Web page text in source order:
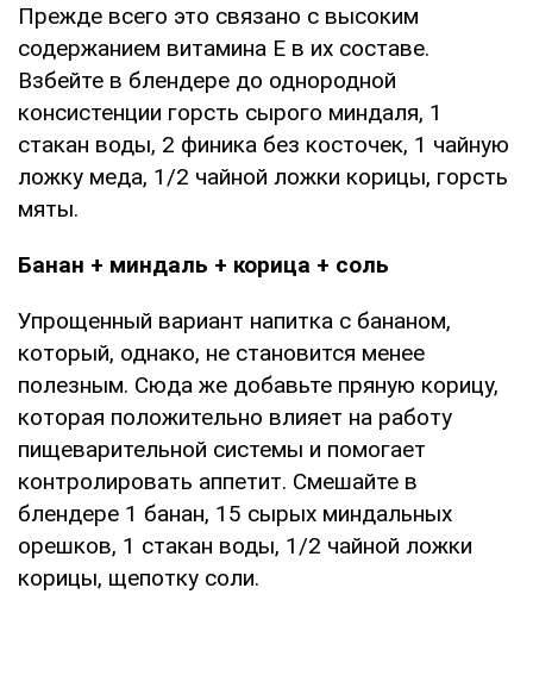
Прежде всего это связано с высоким
содержанием витамина Е в их составе.
Взбейте в блендере до однородной
консистенции горсть сырого миндаля, 1
стакан воды, 2 финика без косточек, 1 чайную
ложку меда, 1/2 чайной ложки корицы, горсть
мяты.
Банан + миндаль + корица + соль
Упрощенный вариант напитка с бананом,
который, однако, не становится менее
полезным. Сюда же добавьте пряную корицу,
которая положительно влияет на работу
пищеварительной системы и помогает
контролировать аппетит. Смешайте в
блендере 1 банан, 15 сырых миндальных
орешков, 1 стакан воды, 1/2 чайной ложки
корицы, щепотку соли.